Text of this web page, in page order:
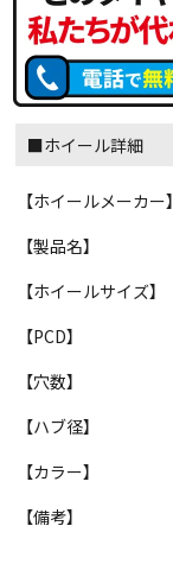
■ホイール詳細
【ホイールメーカー】
【製品名】
【ホイールサイズ】
【PCD】
【穴数】
【ハブ径】
【カラー】
【備考】